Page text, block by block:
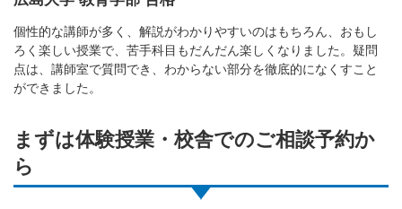
個性的な講師が多く、解説がわかりやすいのはもちろん、おもし
ろく楽しい授業で、苦手科目もだんだん楽しくなりました。疑問
点は、講師室で質問でき、わからない部分を徹底的になくすこと
ができました。
まずは体験授業・校舎でのご相談予約か
ら